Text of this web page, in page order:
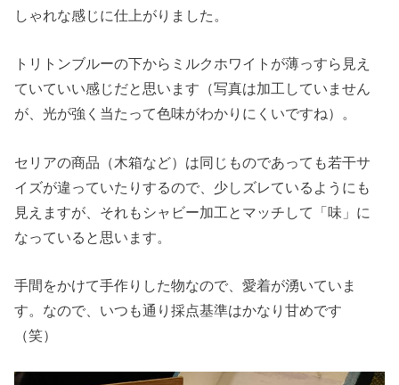
しゃれな感じに仕上がりました。
トリトンブルーの下からミルクホワイトが薄っすら見え
ていていい感じだと思います（写真は加工していません
が、光が強く当たって色味がわかりにくいですね）。
セリアの商品（木箱など）は同じものであっても若干サ
イズが違っていたりするので、少しズレているようにも
見えますが、それもシャビー加工とマッチして「味」に
なっていると思います。
手間をかけて手作りした物なので、愛着が湧いていま
す。なので、いつも通り採点基準はかなり甘めです
（笑）